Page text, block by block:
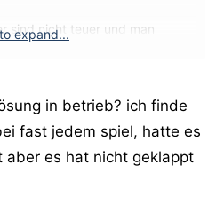
sind nicht teuer und man
ins Spiel..Meistens zahlen
oder
cola trinkst du in der
...)
expand...
in betrieb? ich finde
fast jedem spiel, hatte es
aber es hat nicht geklappt